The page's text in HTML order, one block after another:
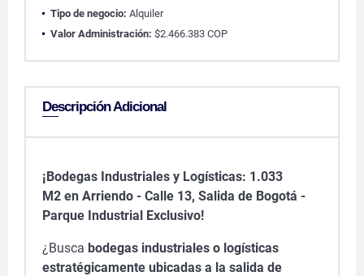
Tipo de negocio: Alquiler
Valor Administración: $2.466.383 COP
Descripción Adicional
¡Bodegas Industriales y Logísticas: 1.033
M2 en Arriendo - Calle 13, Salida de Bogotá -
Parque Industrial Exclusivo!
¿Busca bodegas industriales o logísticas
estratégicamente ubicadas a la salida de